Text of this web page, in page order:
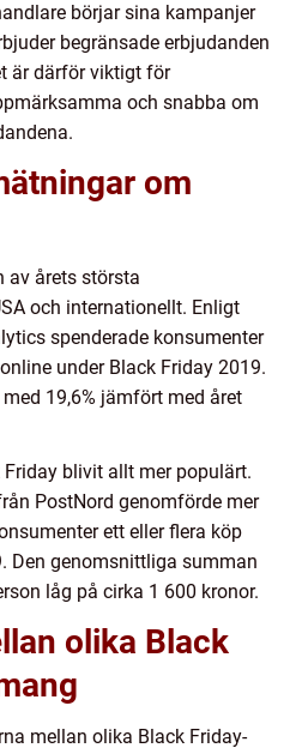
börjar sina kampanjer
begränsade erbjudanden
är därför viktigt för
och snabba om
om
av årets största
och internationellt. Enligt
spenderade konsumenter
under Black Friday 2019.
19,6% jämfört med året
Friday blivit allt mer populärt.
PostNord genomförde mer
ett eller flera köp
Den genomsnittliga summan
låg på cirka 1 600 kronor.
olika Black
mellan olika Black Friday-